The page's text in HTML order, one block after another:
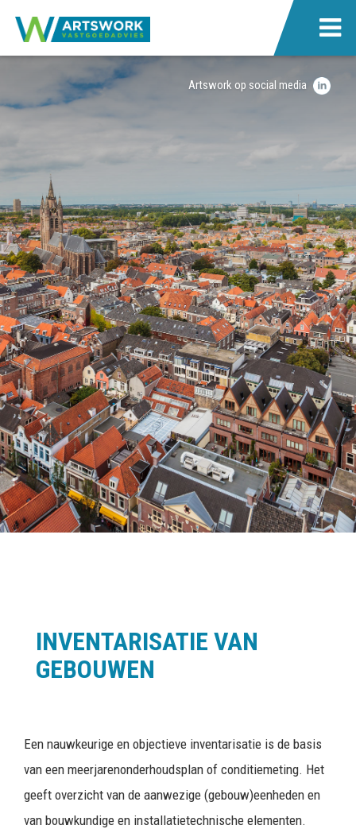
Artswork op social media
INVENTARISATIE VAN
GEBOUWEN
Een nauwkeurige en objectieve inventarisatie is de basis
van een meerjarenonderhoudsplan of conditiemeting. Het
geeft overzicht van de aanwezige (gebouw)eenheden en
van bouwkundige en installatietechnische elementen.